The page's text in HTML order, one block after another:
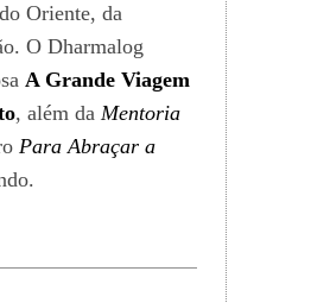
Oriente, da
O Dharmalog
A Grande Viagem
, além da Mentoria
Para Abraçar a